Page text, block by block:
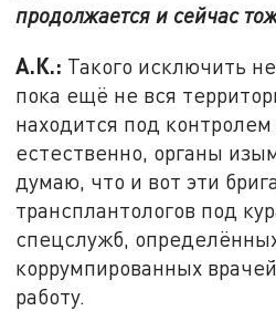
продолжается и сейчас
А.К.: Такого исключить
пока ещё не вся
находится под
естественно, органы
думаю, что и вот эти
трансплантологов под
спецслужб,
коррумпированных
работу.